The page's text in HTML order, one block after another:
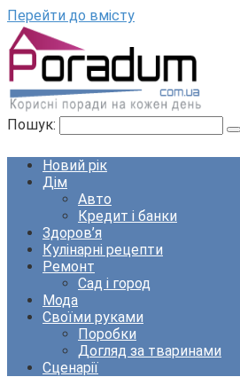
Перейти до вмісту
Пошук:
Новий рік
Дім
Авто
Кредит і банки
Здоров’я
Кулінарні рецепти
Ремонт
Сад і город
Мода
Своїми руками
Поробки
Догляд за тваринами
Сценарії